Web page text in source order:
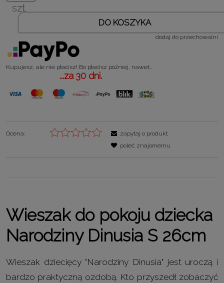
szt.
DO KOSZYKA
dodaj do przechowalni
Kupujesz, ale nie płacisz! Bo płacisz później, nawet...
...za 30 dni.
Ocena:
zapytaj o produkt
poleć znajomemu
Wieszak do pokoju dziecka
Narodziny Dinusia S 26cm
Wieszak dziecięcy "Narodziny Dinusia" jest uroczą i
bardzo praktyczną ozdobą. Kto przyszedł zobaczyć